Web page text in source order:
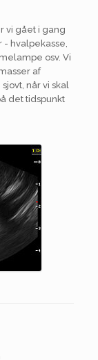
vi gået i gang
hvalpekasse,
osv. Vi
af
når vi skal
det tidspunkt